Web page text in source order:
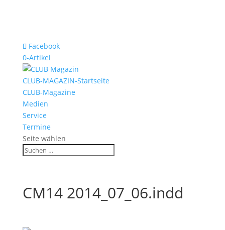
Facebook
0-Artikel
CLUB-MAGAZIN-Startseite
CLUB-Magazine
Medien
Service
Termine
Seite wählen
CM14 2014_07_06.indd